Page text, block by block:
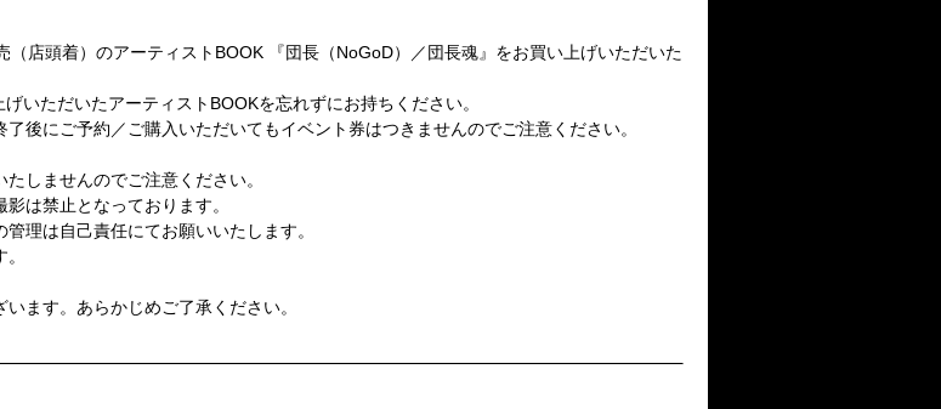
店頭着）のアーティストBOOK 『団長（NoGoD）／団長魂』をお買い上げいただいた
いただいたアーティストBOOKを忘れずにお持ちください。
後にご予約／ご購入いただいてもイベント券はつきませんのでご注意ください。
しませんのでご注意ください。
は禁止となっております。
理は自己責任にてお願いいたします。
ます。あらかじめご了承ください。